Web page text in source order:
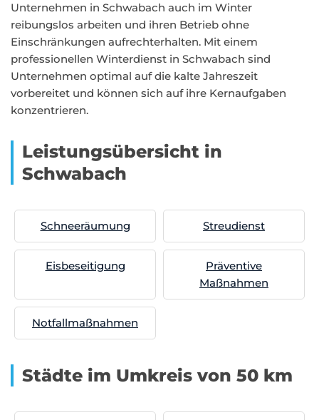
Unternehmen in Schwabach auch im Winter
reibungslos arbeiten und ihren Betrieb ohne
Einschränkungen aufrechterhalten. Mit einem
professionellen Winterdienst in Schwabach sind
Unternehmen optimal auf die kalte Jahreszeit
vorbereitet und können sich auf ihre Kernaufgaben
konzentrieren.
Leistungsübersicht in
Schwabach
Schneeräumung Streudienst
Eisbeseitigung
Präventive
Maßnahmen
Notfallmaßnahmen
Städte im Umkreis von 50 km